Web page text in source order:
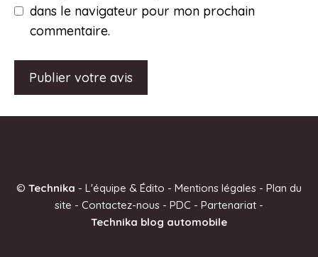
dans le navigateur pour mon prochain
commentaire.
r
© Technika - L'équipe & Édito - Mentions légales - Plan du
site - Contactez-nous - PDC - Partenariat -
Technika blog automobile